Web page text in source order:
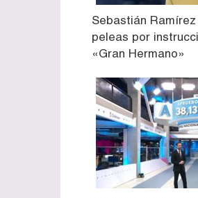
Sebastián
peleas por
«Gran Hermano»